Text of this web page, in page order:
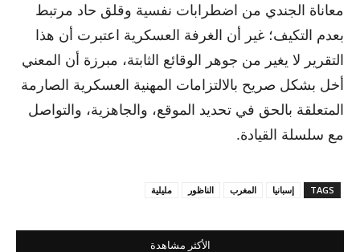
معاناة الجندي من اضطرابات نفسية وقلق حاد مرتبط
بعدم التكيف؛ غير أن الغرفة العسكرية اعتبرت أن هذا
التقرير لا يغير من جوهر الوقائع الثابتة، مبرزة أن المعني
أخل بشكل صريح بالالتزامات المهنية العسكرية الصارمة
المتعلقة بالحق في تحديد الموقع، والجاهزية، والتواصل
مع سلسلة القيادة.
TAGS إسبانيا المغرب الناظور مليلية
الأكثر مشاهدة